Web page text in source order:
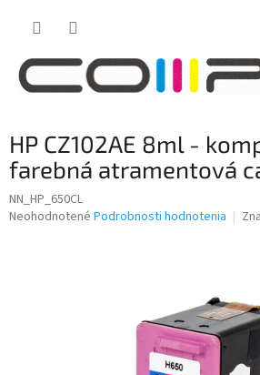
HP CZ102AE 8ml -
farebná atramentová
NN_HP_650CL
Priemerné
Neohodnotené Podrobnosti hodnotenia